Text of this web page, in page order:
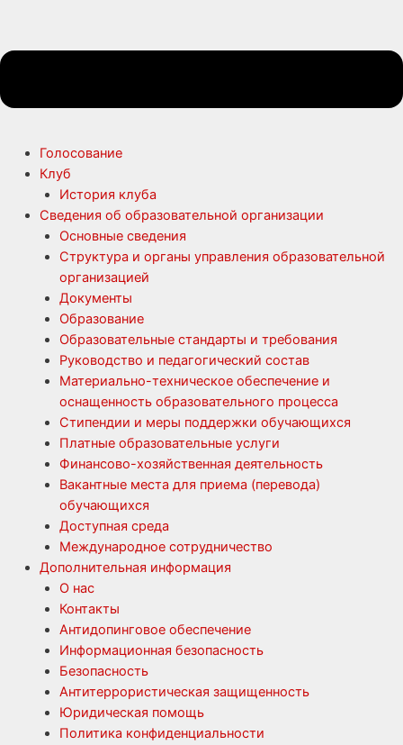
Голосование
Клуб
История клуба
Сведения об образовательной организации
Основные сведения
Структура и органы управления образовательной
организацией
Документы
Образование
Образовательные стандарты и требования
Руководство и педагогический состав
Материально-техническое обеспечение и
оснащенность образовательного процесса
Стипендии и меры поддержки обучающихся
Платные образовательные услуги
Финансово-хозяйственная деятельность
Вакантные места для приема (перевода)
обучающихся
Доступная среда
Международное сотрудничество
Дополнительная информация
О нас
Контакты
Антидопинговое обеспечение
Информационная безопасность
Безопасность
Антитеррористическая защищенность
Юридическая помощь
Политика конфиденциальности